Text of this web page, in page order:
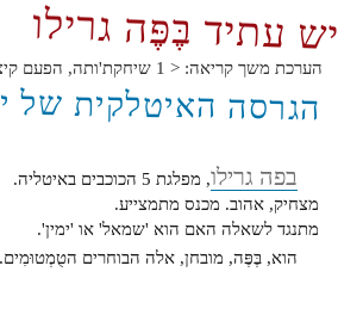
יש עתיד בֶּפֶּה גרילו
הערכת משך קריאה: < 1 שיחקת'ותה, הפעם
הגרסה האיטלקית של
בפה גרילו, מפלגת 5 הכוכבים באיטליה.
מצחיק, אהוב. מכנס מתמצייע.
מתנגד לשאלה האם הוא 'שמאל' או 'ימין'.
הוא, בֶּפֶּה, מובחן, אלה הבוחרים הטֻמְטוּמִים.